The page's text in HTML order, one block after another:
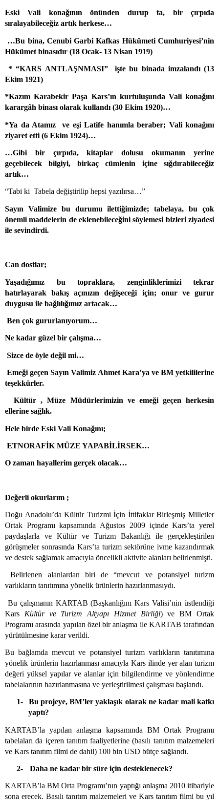
Eski Vali konağının önünden durup ta, bir çırpıda
sıralayabileceğiz artık herkese…
…Bu bina, Cenubi Garbi Kafkas Hükümeti Cumhuriyesi’nin
Hükümet binasıdır (18 Ocak- 13 Nisan 1919)
* “KARS ANTLAŞNMASI”
işte bu binada imzalandı (13
Ekim 1921)
*Kazım Karabekir Paşa Kars’ın kurtuluşunda Vali konağını
karargâh binası olarak kullandı (30 Ekim 1920)…
*Ya da Atamız
ve eşi Latife hanımla beraber; Vali konağını
ziyaret etti (6 Ekim 1924)…
…Gibi bir çırpıda, kitaplar dolusu okumanın yerine
geçebilecek bilgiyi, birkaç cümlenin içine sığdırabileceğiz
artık…
“Tabi ki Tabela değiştirilip hepsi yazılırsa…”
Sayın Valimize bu durumu ilettiğimizde; tabelaya, bu çok
önemli maddelerin de eklenebileceğini söylemesi bizleri ziyadesi
ile sevindirdi.
Can dostlar;
Yaşadığımız bu topraklara, zenginliklerimizi tekrar
hatırlayarak bakış açınızın değişeceği için; onur ve gurur
duygusu ile bağlılığımız artacak…
Ben çok gururlanıyorum…
Ne kadar güzel bir çalışma…
Sizce de öyle değil mi…
Emeği geçen Sayın Valimiz Ahmet Kara’ya ve BM yetkililerine
teşekkürler.
Kültür , Müze Müdürlerimizin ve emeği geçen herkesin
ellerine sağlık.
Hele birde Eski Vali Konağını;
ETNORAFİK MÜZE YAPABİLİRSEK…
O zaman hayallerim gerçek olacak…
Değerli okurlarım ;
Doğu Anadolu’da Kültür Turizmi İçin İttifaklar Birleşmiş Milletler
Ortak Programı kapsamında Ağustos 2009 içinde Kars’ta yerel
paydaşlarla ve Kültür ve Turizm Bakanlığı ile gerçekleştirilen
görüşmeler sonrasında Kars’ta turizm sektörüne ivme kazandırmak
ve destek sağlamak amacıyla öncelikli aktivite alanları belirlenmişti.
Belirlenen alanlardan biri de “mevcut ve potansiyel turizm
varlıkların tanıtımına yönelik ürünlerin hazırlanmasıydı.
Bu çalışmanın KARTAB (Başkanlığını Kars Valisi’nin üstlendiği
Kars Kültür ve Turizm Altyapı Hizmet Birliği) ve BM Ortak
Programı arasında yapılan özel bir anlaşma ile KARTAB tarafından
yürütülmesine karar verildi.
Bu bağlamda mevcut ve potansiyel turizm varlıkların tanıtımına
yönelik ürünlerin hazırlanması amacıyla Kars ilinde yer alan turizm
değeri yüksel yapılar ve alanlar için bilgilendirme ve yönlendirme
tabelalarının hazırlanmasına ve yerleştirilmesi çalışması başlandı.
1-
Bu projeye, BM’ler yaklaşık olarak ne kadar mali katkı
yaptı?
KARTAB’la yapılan anlaşma kapsamında BM Ortak Programı
tabelaları da içeren tanıtım faaliyetlerine (basılı tanıtım malzemeleri
ve Kars tanıtım filmi de dahil) 100 bin USD bütçe sağlandı.
2- Daha ne kadar bir süre için desteklenecek?
KARTAB’la BM Orta Programı’nın yaptığı anlaşma 2010 itibariyle
sona erecek. Basılı tanıtım malzemeleri ve Kars tanıtım filmi bu yıl